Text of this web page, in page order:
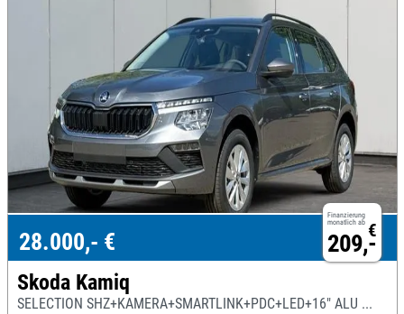
Finanzierung
monatlich ab €
209,-
28.000,- €
Skoda Kamiq
SELECTION SHZ+KAMERA+SMARTLINK+PDC+LED+16" ALU ...